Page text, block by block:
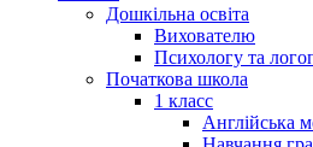
Дошкільна освіта
Вихователю
Психологу та
Початкова школа
1 класс
Англійська